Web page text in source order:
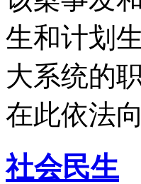
生和计划
大系统的
在此依法
社会民生